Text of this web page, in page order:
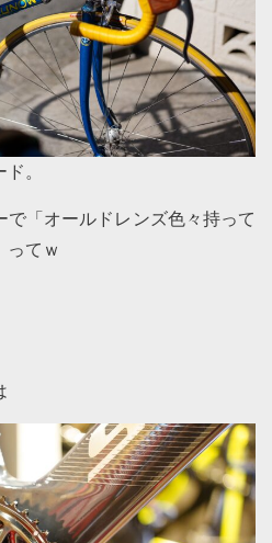
。
「オールドレンズ色々持って
ってｗ